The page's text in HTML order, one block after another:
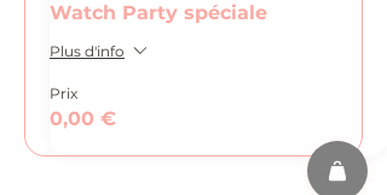
Watch Party spéciale
Plus d'info
Prix
0,00 €